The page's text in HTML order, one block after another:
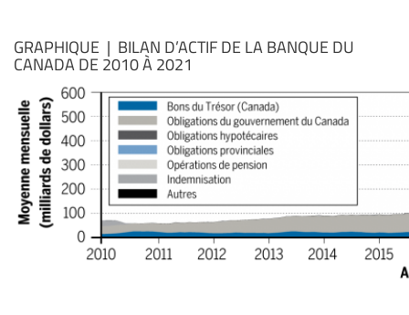
GRAPHIQUE | BILAN D’ACTIF DE LA BANQUE DU
CANADA DE 2010 À 2021